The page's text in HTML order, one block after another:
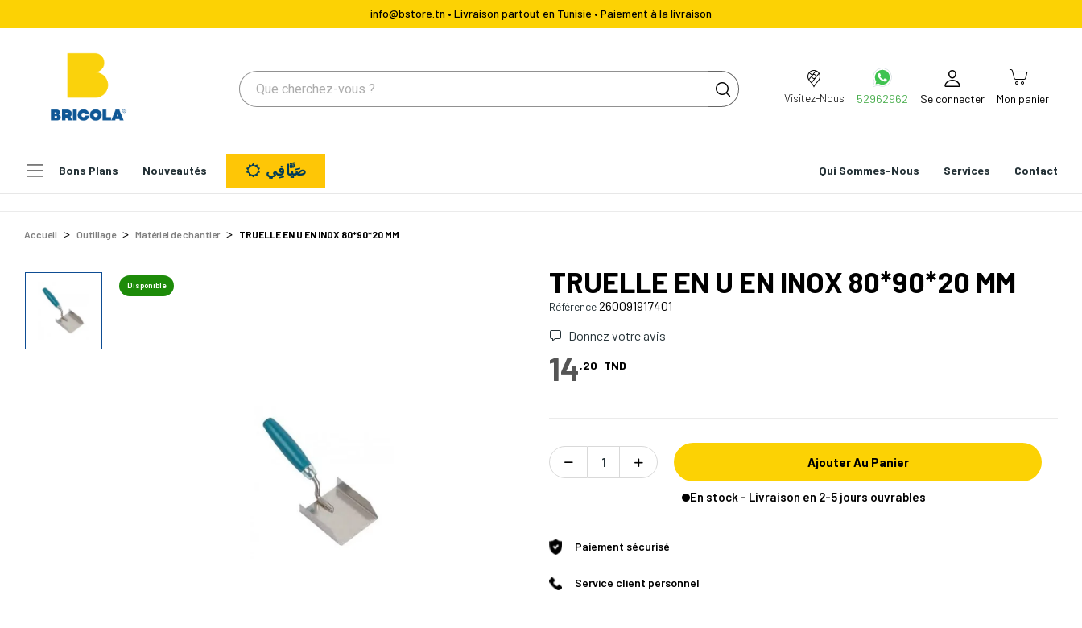
info@bstore.tn • Livraison partout en Tunisie • Paiement à la livraison
Visitez-Nous 52962962 Se connecter Mon panier
Bons Plans Nouveautés Qui Sommes-Nous Services Contact صَيَّافِي
Accueil Outillage Matériel de chantier TRUELLE EN U EN INOX 80*90*20 MM
Disponible TRUELLE EN U EN INOX 80*90*20 MM
Référence260091917401
Donnez votre avis
14,20 TND
Ajouter Au Panier
En stock - Livraison en 2-5 jours ouvrables
Paiement sécurisé
Service client personnel